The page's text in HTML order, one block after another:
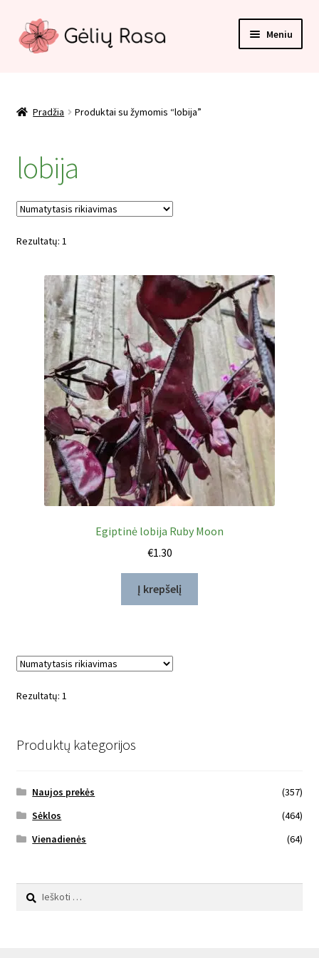
Pereiti
prie
Pereiti
prie
Meniu
Apmokėjimas
Kontaktai
Pirkimo taisyklės
Privatumo politika
Tinklaraštis
Pradžia Produktai su žymomis “lobija”
lobija
Rezultatų: 1
Egiptinė lobija Ruby Moon
€1.30
Į krepšelį
Rezultatų: 1
Produktų kategorijos
Naujos prekės
(357)
Sėklos
(464)
Vienadienės
(64)
Ieškoti: